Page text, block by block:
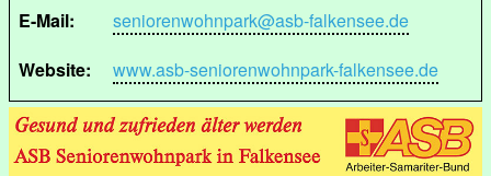
E-Mail:
seniorenwohnpark@asb-falkensee.de
Website:
www.asb-seniorenwohnpark-falkensee.de